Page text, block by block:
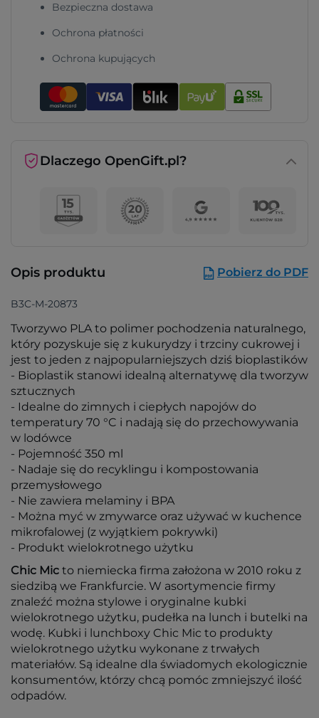
Bezpieczna dostawa
Ochrona płatności
Ochrona kupujących
Dlaczego OpenGift.pl?
Opis produktu Pobierz do PDF
B3C-M-20873
Tworzywo PLA to polimer pochodzenia naturalnego,
który pozyskuje się z kukurydzy i trzciny cukrowej i
jest to jeden z najpopularniejszych dziś bioplastików
- Bioplastik stanowi idealną alternatywę dla tworzyw
sztucznych
- Idealne do zimnych i ciepłych napojów do
temperatury 70 °C i nadają się do przechowywania
w lodówce
- Pojemność 350 ml
- Nadaje się do recyklingu i kompostowania
przemysłowego
- Nie zawiera melaminy i BPA
- Można myć w zmywarce oraz używać w kuchence
mikrofalowej (z wyjątkiem pokrywki)
- Produkt wielokrotnego użytku
Chic Mic to niemiecka firma założona w 2010 roku z
siedzibą we Frankfurcie. W asortymencie firmy
znaleźć można stylowe i oryginalne kubki
wielokrotnego użytku, pudełka na lunch i butelki na
wodę. Kubki i lunchboxy Chic Mic to produkty
wielokrotnego użytku wykonane z trwałych
materiałów. Są idealne dla świadomych ekologicznie
konsumentów, którzy chcą pomóc zmniejszyć ilość
odpadów.